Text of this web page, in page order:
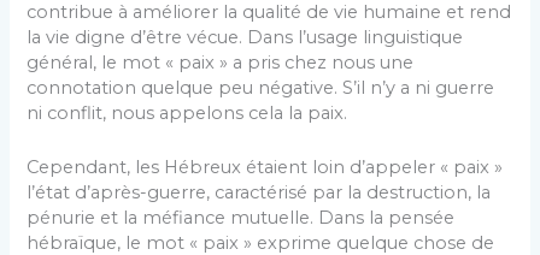
contribue à améliorer la qualité de vie humaine et rend
la vie digne d’être vécue. Dans l’usage linguistique
général, le mot « paix » a pris chez nous une
connotation quelque peu négative. S’il n’y a ni guerre
ni conflit, nous appelons cela la paix.
Cependant, les Hébreux étaient loin d’appeler « paix »
l’état d’après-guerre, caractérisé par la destruction, la
pénurie et la méfiance mutuelle. Dans la pensée
hébraïque, le mot « paix » exprime quelque chose de